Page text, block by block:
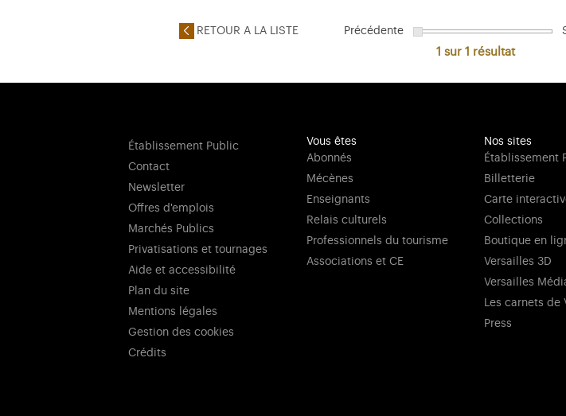
RETOUR A LA LISTE Précédente
1 sur 1 résultat
Établissement Public
Contact
Newsletter
Offres d'emplois
Marchés Publics
Privatisations et tournages
Aide et accessibilité
Plan du site
Mentions légales
Gestion des cookies
Crédits
Vous êtes
Abonnés
Mécènes
Enseignants
Relais culturels
Professionnels du tourisme
Associations et CE
Nos sites
Établissement
Billetterie
Carte
Collections
Boutique en
Versailles 3D
Versailles
Les carnets de
Press